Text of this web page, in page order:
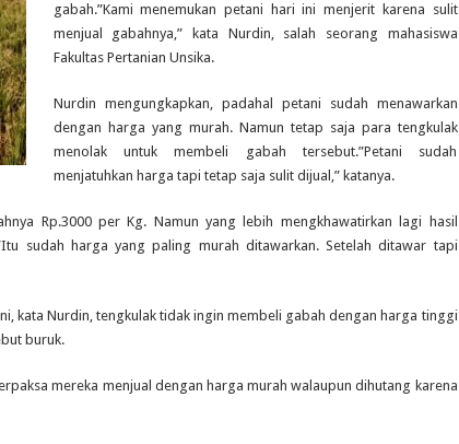
gabah.”Kami menemukan petani hari ini menjerit karena sulit
menjual gabahnya,” kata Nurdin, salah seorang mahasiswa
Fakultas Pertanian Unsika.
Nurdin mengungkapkan, padahal petani sudah menawarkan
dengan harga yang murah. Namun tetap saja para tengkulak
menolak untuk membeli gabah tersebut.”Petani sudah
menjatuhkan harga tapi tetap saja sulit dijual,” katanya.
Rp.3000 per Kg. Namun yang lebih mengkhawatirkan lagi hasil
sudah harga yang paling murah ditawarkan. Setelah ditawar tapi
kata Nurdin, tengkulak tidak ingin membeli gabah dengan harga tinggi
buruk.
mereka menjual dengan harga murah walaupun dihutang karena